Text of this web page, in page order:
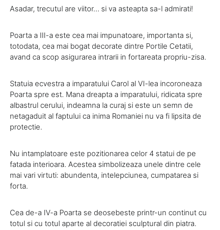
Asadar, trecutul are viitor… si va asteapta sa-l admirati!
Poarta a III-a este cea mai impunatoare, importanta si,
totodata, cea mai bogat decorate dintre Portile Cetatii,
avand ca scop asigurarea intrarii in fortareata propriu-zisa.
Statuia ecvestra a imparatului Carol al VI-lea incoroneaza
Poarta spre est. Mana dreapta a imparatului, ridicata spre
albastrul cerului, indeamna la curaj si este un semn de
netagaduit al faptului ca inima Romaniei nu va fi lipsita de
protectie.
Nu intamplatoare este pozitionarea celor 4 statui de pe
fatada interioara. Acestea simbolizeaza unele dintre cele
mai vari virtuti: abundenta, intelepciunea, cumpatarea si
forta.
Cea de-a IV-a Poarta se deosebeste printr-un continut cu
totul si cu totul aparte al decoratiei sculptural din piatra.